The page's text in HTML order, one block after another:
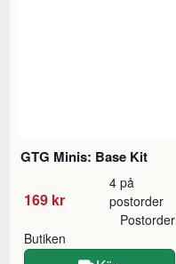
GTG Minis: Base Kit
169 kr
4 på
postorder
Butiken
Postorder